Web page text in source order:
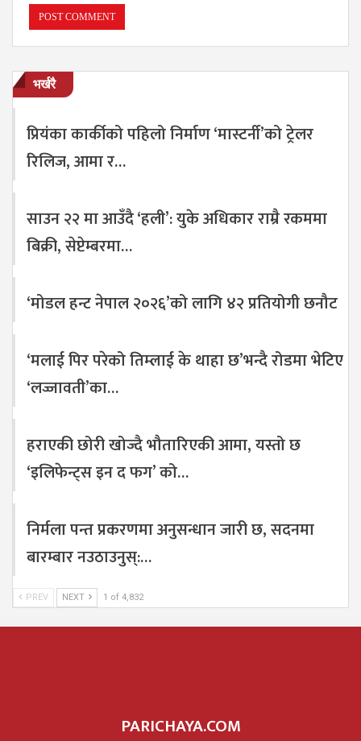
भर्खरै
प्रियंका कार्कीको पहिलो निर्माण ‘मास्टर्नी’को ट्रेलर
रिलिज, आमा र…
साउन २२ मा आउँदै ‘हली’: युके अधिकार राम्रै रकममा
बिक्री, सेप्टेम्बरमा…
‘मोडल हन्ट नेपाल २०२६’को लागि ४२ प्रतियोगी छनौट
‘मलाई पिर परेको तिम्लाई के थाहा छ’भन्दै रोडमा भेटिए
‘लज्जावती’का…
हराएकी छोरी खोज्दै भौतारिएकी आमा, यस्तो छ
‘इलिफेन्ट्स इन द फग’ को…
निर्मला पन्त प्रकरणमा अनुसन्धान जारी छ, सदनमा
बारम्बार नउठाउनुस्:…
PREV NEXT 1 of 4,832
PARICHAYA.COM